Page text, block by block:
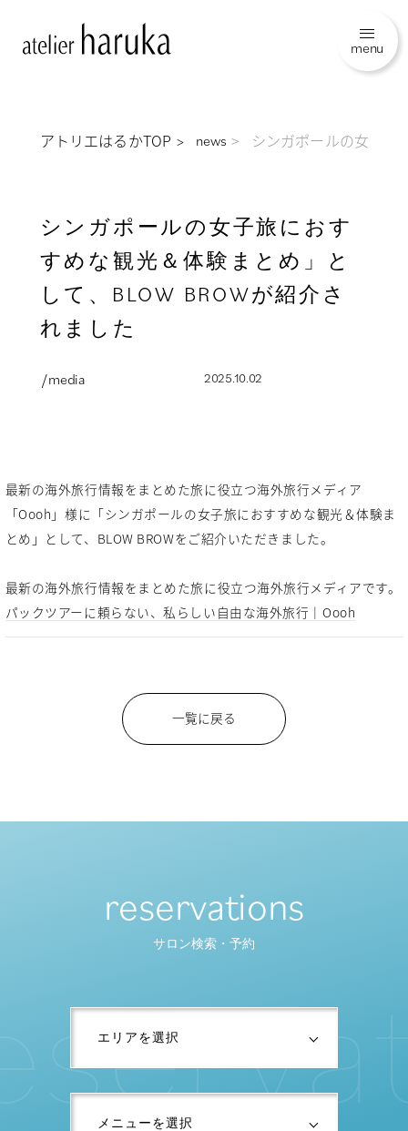
menu
アトリエはるかTOP news シンガポールの女子旅
シンガポールの女子旅におす
すめな観光＆体験まとめ」と
して、BLOW BROWが紹介さ
れました
/ media 2025.10.02
最新の海外旅行情報をまとめた旅に役立つ海外旅行メディア
「Oooh」様に「シンガポールの女子旅におすすめな観光＆体験ま
とめ」として、BLOW BROWをご紹介いただきました。
最新の海外旅行情報をまとめた旅に役立つ海外旅行メディアです。
パックツアーに頼らない、私らしい自由な海外旅行｜Oooh
一覧に戻る
reservations
サロン検索・予約
serva